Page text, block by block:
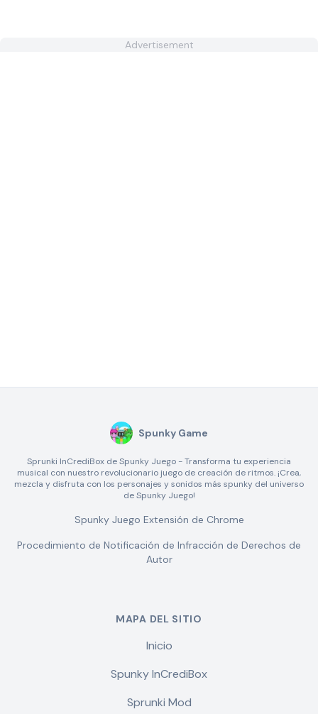
Advertisement
Spunky Game
Sprunki InCrediBox de Spunky Juego - Transforma tu experiencia
musical con nuestro revolucionario juego de creación de ritmos. ¡Crea,
mezcla y disfruta con los personajes y sonidos más spunky del universo
de Spunky Juego!
Spunky Juego Extensión de Chrome
Procedimiento de Notificación de Infracción de Derechos de
Autor
MAPA DEL SITIO
Inicio
Spunky InCrediBox
Sprunki Mod